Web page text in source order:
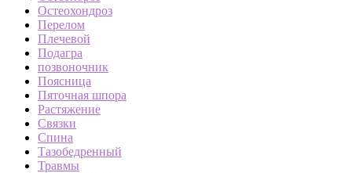
Остеохондроз
Перелом
Плечевой
Подагра
позвоночник
Поясница
Пяточная шпора
Растяжение
Связки
Спина
Тазобедренный
Травмы